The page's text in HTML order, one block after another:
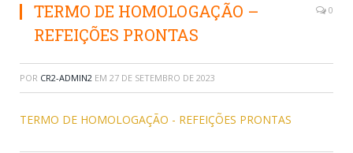
TERMO DE HOMOLOGAÇÃO –
REFEIÇÕES PRONTAS
0
POR CR2-ADMIN2 EM 27 DE SETEMBRO DE 2023
TERMO DE HOMOLOGAÇÃO - REFEIÇÕES PRONTAS